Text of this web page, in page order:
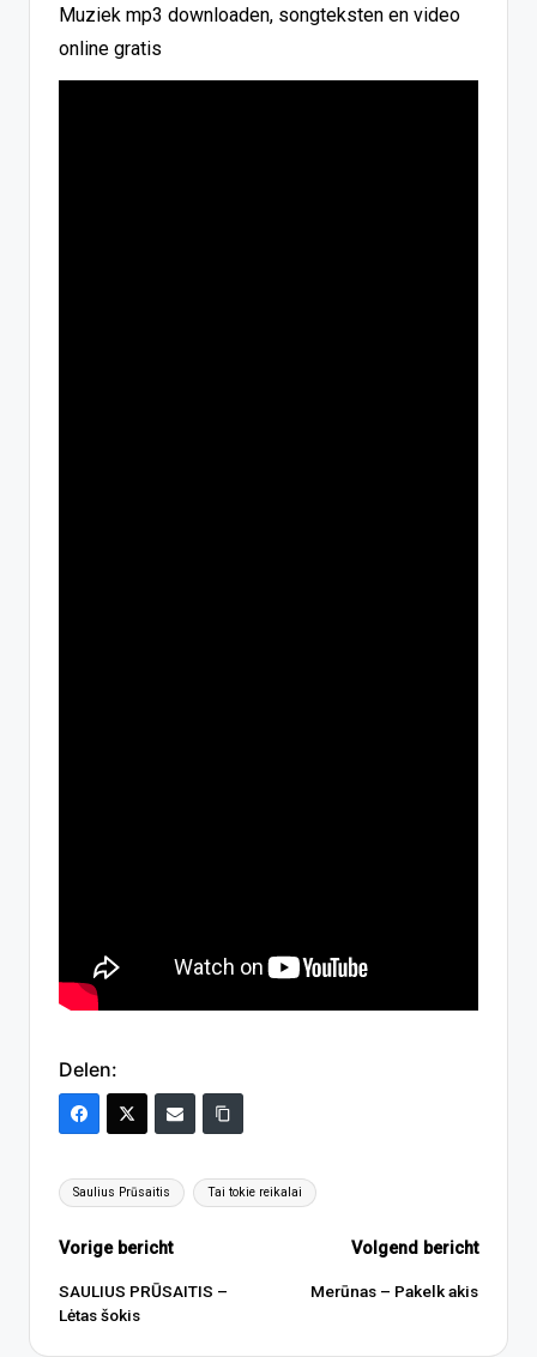
Muziek mp3 downloaden, songteksten en video
online gratis
Delen:
Tags:
Saulius Prūsaitis Tai tokie reikalai
Bericht
navigatie
Vorige bericht
SAULIUS PRŪSAITIS –
Lėtas šokis
Volgend bericht
Merūnas – Pakelk akis